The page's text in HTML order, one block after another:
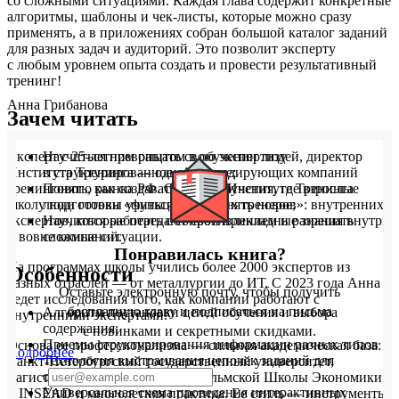
алгоритмы, шаблоны и чек-листы, которые можно сразу
применять, а в приложениях собран большой каталог заданий
для разных задач и аудиторий. Это позволит эксперту
с любым уровнем опыта создать и провести результативный
тренинг!
Зачем читать
Научиться превращать свою экспертизу
в структурированное обучение;
Понять, как создавать среду обучения, где взрослые
люди готовы учиться и применять новое;
Научиться работать с сопротивлением и разрешать
сложные ситуации.
Особенности
Алгоритм постановки целей обучения и выбора
содержания;
Приемы структурирования информации разных типов ;
Технология выстраивания цепочек заданий для
обучения;
Универсальная схема проведения интерактивных
Анна Грибанова
Эксперт с 25-летним опытом в обучении людей, директор
Института Тренинга — одной из лидирующих компаний
тренингового рынка РФ. Создала в Институте Тренинга
школу подготовки «функциональных тренеров»: внутренних
экспертов, которые передают свои прикладные знания внутри
и вовне компаний.
На программах школы учились более 2000 экспертов из
разных отраслей — от металлургии до ИТ. С 2023 года Анна
ведет исследования того, как компании работают с
внутренними экспертами.
Основа ее профессионализма — сильная академическая база:
Санкт-Петербургский государственный университет,
магистерские программы Стокгольмской Школы Экономики
и INSEAD и многолетняя практика. Ее стиль — инструменты,
Подробнее
Понравилась книга?
Оставьте электронную почту, чтобы получить
бесплатную главу и подписаться на письма
с новинками и секретными скидками.